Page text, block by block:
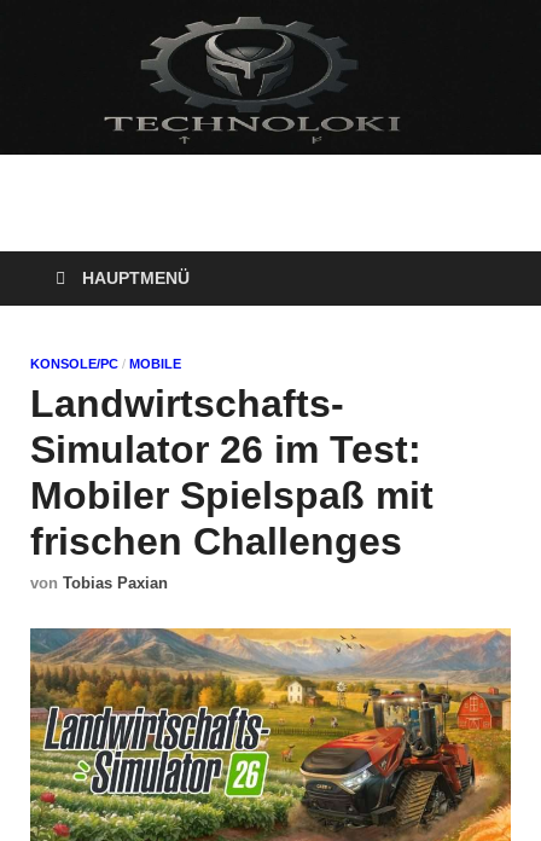
Technoloki: Gaming
und Entertainment
News
Blockbuster, Indie-Perlen und Retro-Klassiker.
HAUPTMENÜ
KONSOLE/PC / MOBILE
Landwirtschafts-
Simulator 26 im Test:
Mobiler Spielspaß mit
frischen Challenges
von Tobias Paxian